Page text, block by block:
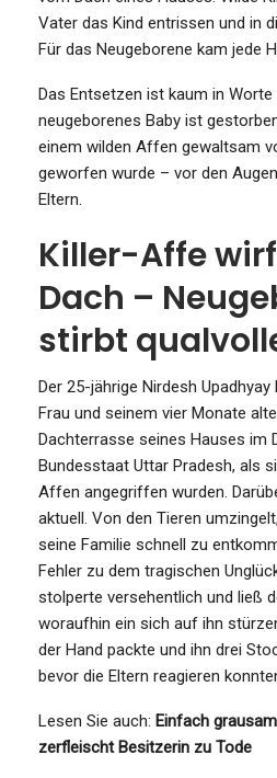
Vater das Kind entrissen und in
Für das Neugeborene kam jede
Das Entsetzen ist kaum in
neugeborenes Baby ist
einem wilden Affen gewaltsam
geworfen wurde – vor den
Eltern.
Killer-Affe
Dach –
stirbt
Der 25-jährige Nirdesh
Frau und seinem vier Monate
Dachterrasse seines Hauses im
Bundesstaat Uttar Pradesh, als
Affen angegriffen wurden.
aktuell. Von den Tieren
seine Familie schnell zu
Fehler zu dem tragischen
stolperte versehentlich und ließ
woraufhin ein sich auf ihn
der Hand packte und ihn drei
bevor die Eltern reagieren
Lesen Sie auch: Einfach
zerfleischt Besitzerin zu Tode